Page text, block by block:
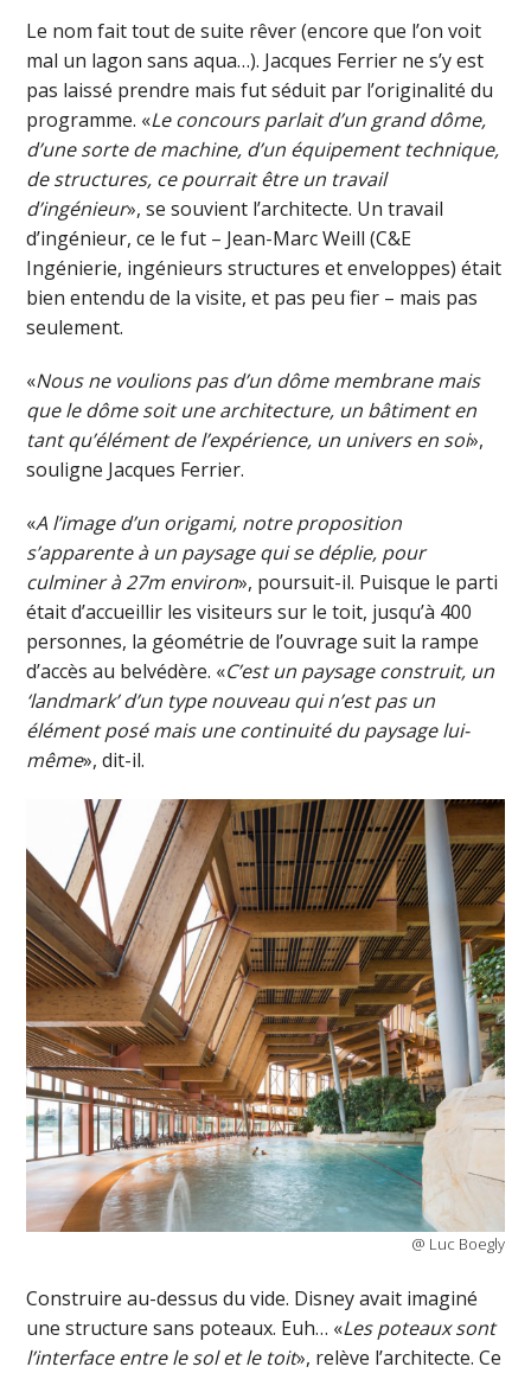
Le nom fait tout de suite rêver (encore que l’on voit
mal un lagon sans aqua…). Jacques Ferrier ne s’y est
pas laissé prendre mais fut séduit par l’originalité du
programme. «Le concours parlait d’un grand dôme,
d’une sorte de machine, d’un équipement technique,
de structures, ce pourrait être un travail
d’ingénieur», se souvient l’architecte. Un travail
d’ingénieur, ce le fut – Jean-Marc Weill (C&E
Ingénierie, ingénieurs structures et enveloppes) était
bien entendu de la visite, et pas peu fier – mais pas
seulement.
«Nous ne voulions pas d’un dôme membrane mais
que le dôme soit une architecture, un bâtiment en
tant qu’élément de l’expérience, un univers en soi»,
souligne Jacques Ferrier.
«A l’image d’un origami, notre proposition
s’apparente à un paysage qui se déplie, pour
culminer à 27m environ», poursuit-il. Puisque le parti
était d’accueillir les visiteurs sur le toit, jusqu’à 400
personnes, la géométrie de l’ouvrage suit la rampe
d’accès au belvédère. «C’est un paysage construit, un
‘landmark’ d’un type nouveau qui n’est pas un
élément posé mais une continuité du paysage lui-
même», dit-il.
@ Luc Boegly
Construire au-dessus du vide. Disney avait imaginé
une structure sans poteaux. Euh… «Les poteaux sont
l’interface entre le sol et le toit», relève l’architecte. Ce